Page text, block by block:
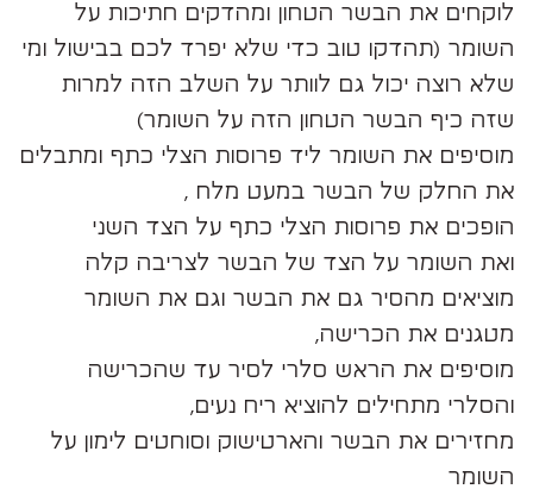
לוקחים את הבשר הטחון ומהדקים חתיכות על
השומר (תהדקו טוב כדי שלא יפרד לכם בבישול ומי
שלא רוצה יכול גם לוותר על השלב הזה למרות
שזה כיף הבשר הטחון הזה על השומר)
מוסיפים את השומר ליד פרוסות הצלי כתף ומתבלים
את החלק של הבשר במעט מלח ,
הופכים את פרוסות הצלי כתף על הצד השני
ואת השומר על הצד של הבשר לצריבה קלה
מוציאים מהסיר גם את הבשר וגם את השומר
מטגנים את הכרישה,
מוסיפים את הראש סלרי לסיר עד שהכרישה
והסלרי מתחילים להוציא ריח נעים,
מחזירים את הבשר והארטישוק וסוחטים לימון על
השומר